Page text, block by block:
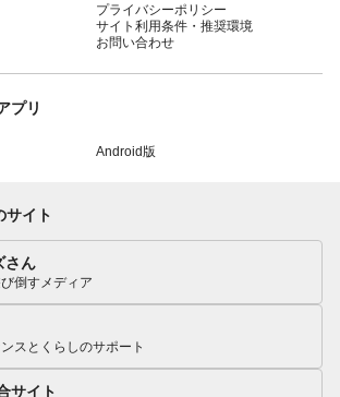
プライバシーポリシー
サイト利用条件・推奨環境
お問い合わせ
プリ
Android版
サイト
さん
倒すメディア
スとくらしのサポート
サイト